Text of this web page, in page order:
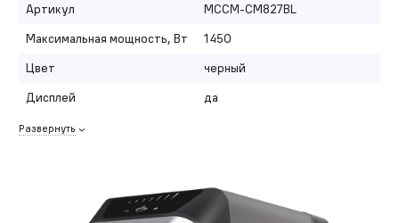
Артикул
MCCM-CM827BL
Максимальная мощность, Вт
1450
Цвет
черный
Дисплей
да
Развернуть